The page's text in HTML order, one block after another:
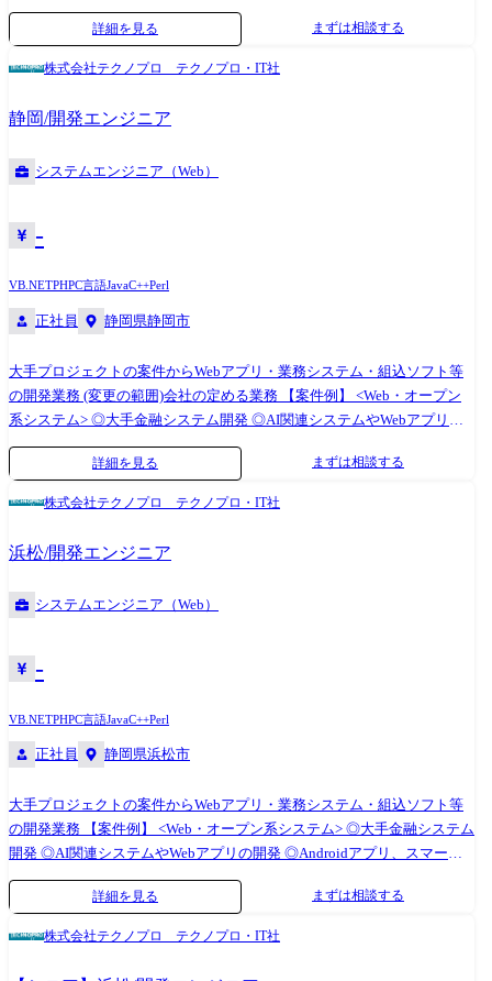
大手金融システム開発 ◎AI関連システムやWebアプリの開発 ◎Android
アプリ、スマートフォン分野での各種開発 ◎ECサイト、ポータルサイト
の開発 <業務系システム> ◎顧客管理システム開発 ◎医療・福祉系シス
開発> ◎車載系制御システム開発 ◎IoT画像処理制御開発 (変更の範囲)会
社の定める業務
詳細を見る まずは相談する
株式会社テクノプロ テクノプロ・IT社
静岡/開発エンジニア
システムエンジニア（Web）
-
VB.NETPHPC言語JavaC++Perl
正社員 静岡県静岡市
大手プロジェクトの案件からWebアプリ・業務システム・組込ソフト等
の開発業務 (変更の範囲)会社の定める業務 【案件例】 <Web・オープン
系システム> ◎大手金融システム開発 ◎AI関連システムやWebアプリの
開発 ◎Androidアプリ、スマートフォン分野での各種開発 ◎ECサイト、
ポータルサイトの開発 <業務系システム> ◎顧客管理システム開発 ◎医
詳細を見る まずは相談する
株式会社テクノプロ テクノプロ・IT社
浜松/開発エンジニア
システムエンジニア（Web）
-
VB.NETPHPC言語JavaC++Perl
正社員 静岡県浜松市
大手プロジェクトの案件からWebアプリ・業務システム・組込ソフト等
の開発業務 【案件例】 <Web・オープン系システム> ◎大手金融システム
開発 ◎AI関連システムやWebアプリの開発 ◎Androidアプリ、スマート
フォン分野での各種開発 ◎ECサイト、ポータルサイトの開発 <業務系シ
ステム> ◎顧客管理システム開発 ◎医療・福祉系システム開発 ◎顧客向
けシステム開発・運用・保守 <組込制御ソフトウェア開発> ◎車載系制御
詳細を見る まずは相談する
株式会社テクノプロ テクノプロ・IT社